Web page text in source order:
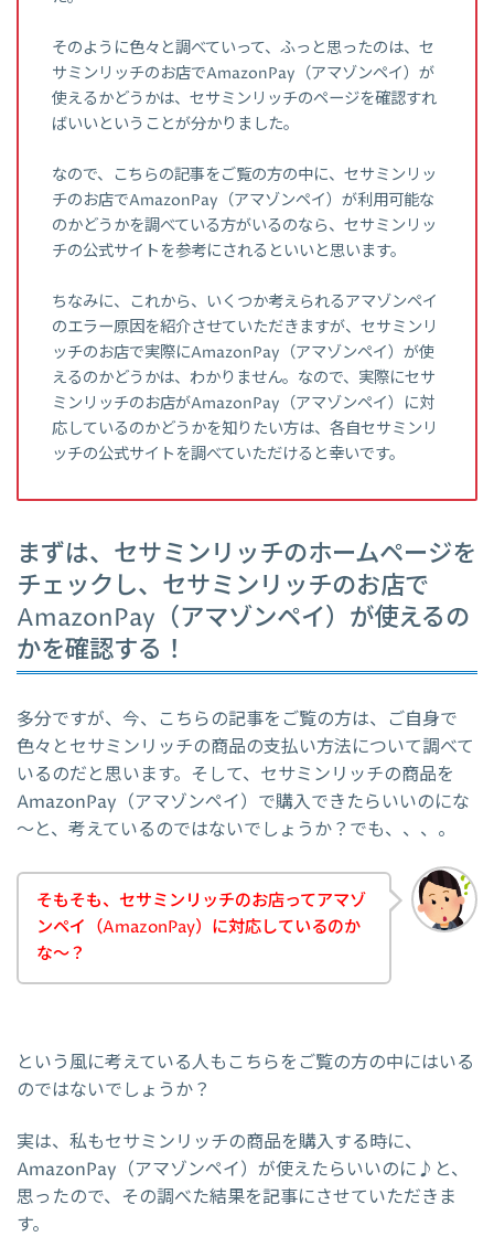
そのように色々と調べていって、ふっと思ったのは、セ
サミンリッチのお店でAmazonPay（アマゾンペイ）が
使えるかどうかは、セサミンリッチのページを確認すれ
ばいいということが分かりました。
なので、こちらの記事をご覧の方の中に、セサミンリッ
チのお店でAmazonPay（アマゾンペイ）が利用可能な
のかどうかを調べている方がいるのなら、セサミンリッ
チの公式サイトを参考にされるといいと思います。
ちなみに、これから、いくつか考えられるアマゾンペイ
のエラー原因を紹介させていただきますが、セサミンリ
ッチのお店で実際にAmazonPay（アマゾンペイ）が使
えるのかどうかは、わかりません。なので、実際にセサ
ミンリッチのお店がAmazonPay（アマゾンペイ）に対
応しているのかどうかを知りたい方は、各自セサミンリ
ッチの公式サイトを調べていただけると幸いです。
まずは、セサミンリッチのホームページを
チェックし、セサミンリッチのお店で
AmazonPay（アマゾンペイ）が使えるの
かを確認する！
多分ですが、今、こちらの記事をご覧の方は、ご自身で
色々とセサミンリッチの商品の支払い方法について調べて
いるのだと思います。そして、セサミンリッチの商品を
AmazonPay（アマゾンペイ）で購入できたらいいのにな
～と、考えているのではないでしょうか？でも、、、。
そもそも、セサミンリッチのお店ってアマゾ
ンペイ（AmazonPay）に対応しているのか
な～？
という風に考えている人もこちらをご覧の方の中にはいる
のではないでしょうか？
実は、私もセサミンリッチの商品を購入する時に、
AmazonPay（アマゾンペイ）が使えたらいいのに♪と、
思ったので、その調べた結果を記事にさせていただきま
す。